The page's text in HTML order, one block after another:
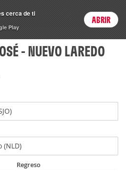
Login
- NUEVO LAREDO
Regreso
cerca de ti
Play
ABRIR